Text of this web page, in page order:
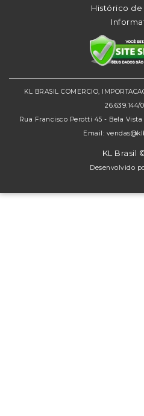
Histórico
KL BRASIL COMERCIO,
26.639.144/
Rua Francisco Perotti 45 - Bela Vista
Email:
KL Brasil
Desenvolvido